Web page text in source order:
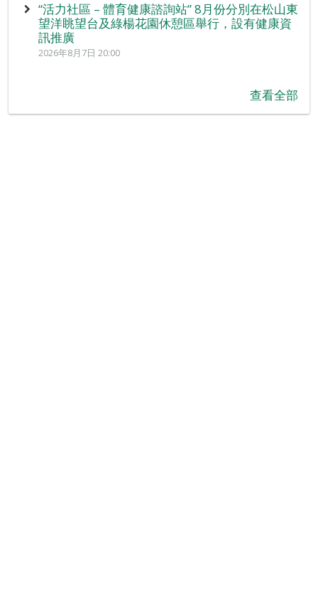
“活力社區 – 體育健康諮詢站” 8月份分別在松山東
望洋眺望台及綠楊花園休憩區舉行，設有健康資
訊推廣
2026年8月7日 20:00
查看全部